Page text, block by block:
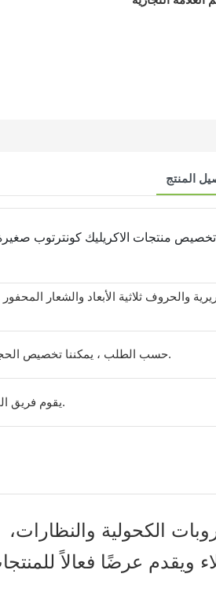
المنتج
تخصيص منتجات الاكريليك كونترتوب
والحروف ثلاثية الأبعاد والشعار
حسب الطلب ، يمكننا تخصيص الحجم والعمل به بناءً على منتجاتك.
يقوم فريق المهندسين لدينا بإنشاء موافقتك.
الكحولية والنظارات،